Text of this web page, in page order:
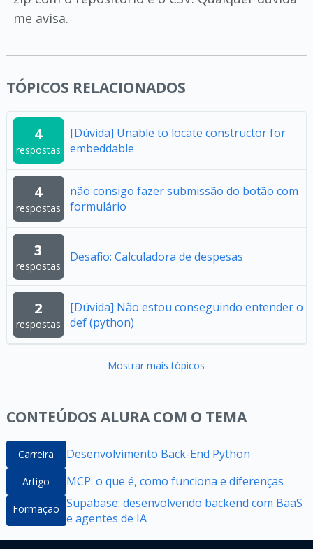
me avisa.
TÓPICOS RELACIONADOS
4
respostas
[Dúvida] Unable to locate constructor for
embeddable
4
respostas
não consigo fazer submissão do botão com
formulário
3
respostas
Desafio: Calculadora de despesas
2
respostas
[Dúvida] Não estou conseguindo entender o
def (python)
Mostrar mais tópicos
CONTEÚDOS ALURA COM O TEMA
Carreira Desenvolvimento Back-End Python
Artigo MCP: o que é, como funciona e diferenças
Formação Supabase: desenvolvendo backend com BaaS
e agentes de IA